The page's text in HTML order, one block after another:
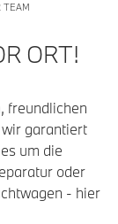
TEAM
ORT!
freundlichen
garantiert
um die
oder
- hier